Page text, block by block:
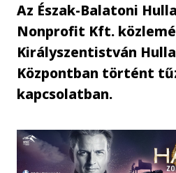
Az Észak-Balatoni
Nonprofit Kft.
Királyszentistván
Központban történt
kapcsolatban.